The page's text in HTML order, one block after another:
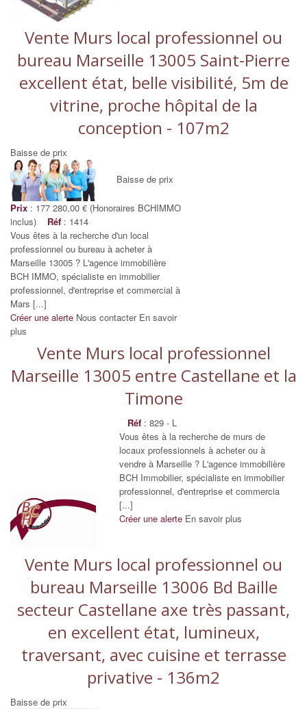
Vente Murs local professionnel ou
bureau Marseille 13005 Saint-Pierre
excellent état, belle visibilité, 5m de
vitrine, proche hôpital de la
conception - 107m2
Baisse de prix
Baisse de prix
Prix : 177 280,00 € (Honoraires BCHIMMO
inclus) Réf : 1414
Vous êtes à la recherche d'un local
professionnel ou bureau à acheter à
Marseille 13005 ? L'agence immobilière
BCH IMMO, spécialiste en immobilier
professionnel, d'entreprise et commercial à
Mars [...]
Créer une alerte Nous contacter En savoir
plus
Vente Murs local professionnel
Marseille 13005 entre Castellane et la
Timone
Réf : 829 - L
Vous êtes à la recherche de murs de
locaux professionnels à acheter ou à
vendre à Marseille ? L'agence immobilière
BCH Immobilier, spécialiste en immobilier
professionnel, d'entreprise et commercia
[...]
Créer une alerte En savoir plus
Vente Murs local professionnel ou
bureau Marseille 13006 Bd Baille
secteur Castellane axe très passant,
en excellent état, lumineux,
traversant, avec cuisine et terrasse
privative - 136m2
Baisse de prix